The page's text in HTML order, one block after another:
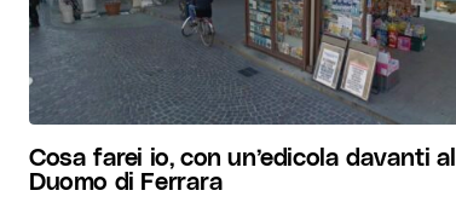
Cosa farei io, con un’edicola davanti al
Duomo di Ferrara